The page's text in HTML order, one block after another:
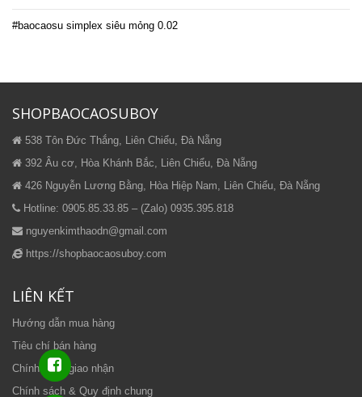
#baocaosu simplex siêu mỏng 0.02
SHOPBAOCAOSUBOY
538 Tôn Đức Thắng, Liên Chiểu, Đà Nẵng
392 Âu cơ, Hòa Khánh Bắc, Liên Chiểu, Đà Nẵng
426 Nguyễn Lương Bằng, Hòa Hiệp Nam, Liên Chiểu, Đà Nẵng
Hotline: 0905.85.33.85 – (Zalo) 0935.395.818
nguyenkimthaodn@gmail.com
https://shopbaocaosuboy.com
LIÊN KẾT
Hướng dẫn mua hàng
Tiêu chí bán hàng
Chính sách giao nhận
Chính sách & Quy định chung